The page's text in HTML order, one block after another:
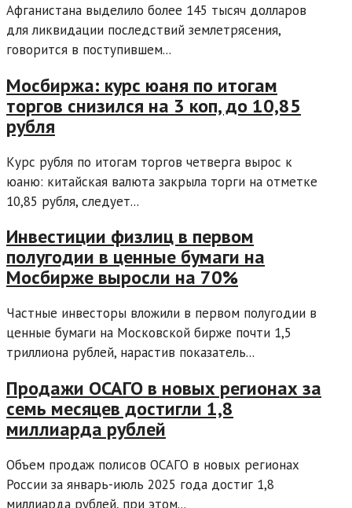
Афганистана выделило более 145 тысяч долларов
для ликвидации последствий землетрясения,
говорится в поступившем...
Мосбиржа: курс юаня по итогам
торгов снизился на 3 коп, до 10,85
рубля
Курс рубля по итогам торгов четверга вырос к
юаню: китайская валюта закрыла торги на отметке
10,85 рубля, следует...
Инвестиции физлиц в первом
полугодии в ценные бумаги на
Мосбирже выросли на 70%
Частные инвесторы вложили в первом полугодии в
ценные бумаги на Московской бирже почти 1,5
триллиона рублей, нарастив показатель...
Продажи ОСАГО в новых регионах за
семь месяцев достигли 1,8
миллиарда рублей
Объем продаж полисов ОСАГО в новых регионах
России за январь-июль 2025 года достиг 1,8
миллиарда рублей, при этом...